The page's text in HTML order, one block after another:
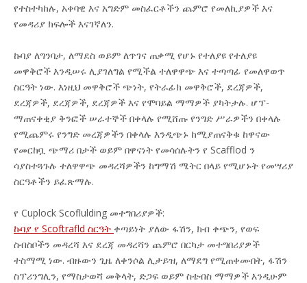
የተስተካከሉ, አቀባዊ እና አግድም መስፈርቶችን ጨምሮ የመለኪያዎች እና
የመዳሪያ ክፍሎች እናገኛለን.
ኩባያ ለግንባታ, ለማደስ ወይም ለጥገና ጠቃሚ የሆኑ የተለያዩ የተለያዩ
መዋቅሮች እንዲሠሩ ሊያገለግል የሚችል ተለዋዋጭ እና ተጣጣፊ የመለዋወጥ
ስርዓት ነው. እነዚህ መዋቅሮች ጭነት, የትራፊክ መዋቅሮች, ደረጃዎች,
ደረጃዎች, ደረጃዎች, ደረጃዎች እና የሞባይል ማማዎች ያካትታሉ. ሆፕ-
ማጠናቀቂያ ቅንፎች ሠራተኞች በቀላሉ የሚሸጡ የንግድ ሥራዎችን በቀላሉ
የሚጨምሩ የንግድ መረጃዎችን በቀላሉ እንዲጭኑ ከሚያጠናቅቁ ከዋናው
የመርከቧ ጭማሪ በታች ወይም በዋናነት የመሳሰሉትን የ Scafflod ን
ሳያስተጓጉሉ ተለዋዋጭ መዳረሻዎችን ከግማሽ ሜትር በላይ የሚሆኑት የመሣሪያ
ስርዓቶችን ይፈጽማሉ.
የ Cuplock Scoflulding መተግበሪያዎች:
ኩባያ የ Scoftrafld ስርዓት ቀጣይነት ያለው ፋሽን, ክብ ቀጭን, የወፍ
ስብስቦችን መዳረሻ እና ደረጃ መዳረሻን ጨምሮ በርካታ መተግበሪያዎች
ተስማሚ ነው. ብዙውን ጊዜ ለቀንሶል ሊታይዝ, ለማደግ የሚጠቀሙበት, ፋሽን
ስፕሪንግሊን, የማስታወሻ መቅላት, ድጋፍ ወይም ስቴብስ ማማዎች እንዲሁም